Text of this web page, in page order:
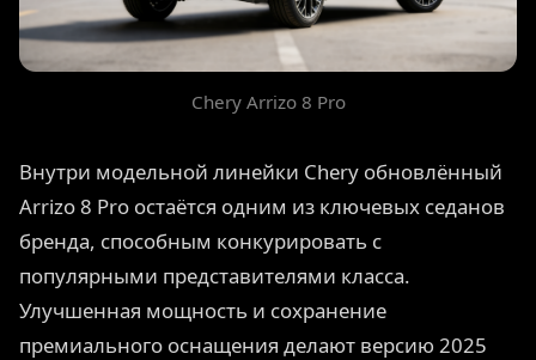
Chery Arrizo 8 Pro
Внутри модельной линейки Chery обновлённый
Arrizo 8 Pro остаётся одним из ключевых седанов
бренда, способным конкурировать с
популярными представителями класса.
Улучшенная мощность и сохранение
премиального оснащения делают версию 2025